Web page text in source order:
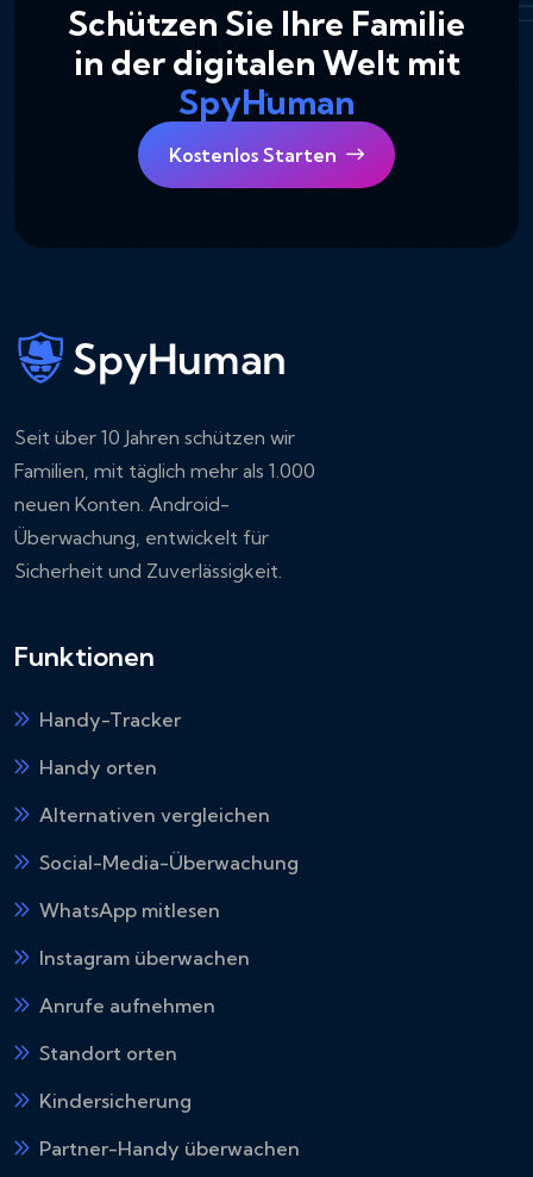
Schützen Sie Ihre Familie
in der digitalen Welt mit
SpyHuman
Kostenlos Starten
Seit über 10 Jahren schützen wir
Familien, mit täglich mehr als 1.000
neuen Konten. Android-
Überwachung, entwickelt für
Sicherheit und Zuverlässigkeit.
Funktionen
Handy-Tracker
Handy orten
Alternativen vergleichen
Social-Media-Überwachung
WhatsApp mitlesen
Instagram überwachen
Anrufe aufnehmen
Standort orten
Kindersicherung
Partner-Handy überwachen